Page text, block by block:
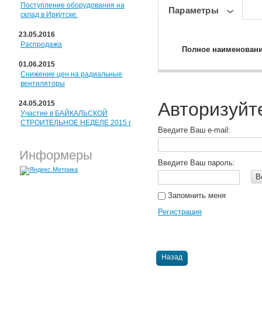
Поступление оборудования на
склад в Иркутске.
23.05.2016
Распродажа
01.06.2015
Снижение цен на радиальные
вентиляторы
24.05.2015
Участие в БАЙКАЛЬСКОЙ
СТРОИТЕЛЬНОЕ НЕДЕЛЕ 2015 г
Информеры
Параметры
Полное
Введите Ваш e-mail:
Введите Ваш пароль:
Запомнить меня
Регистрация
Назад